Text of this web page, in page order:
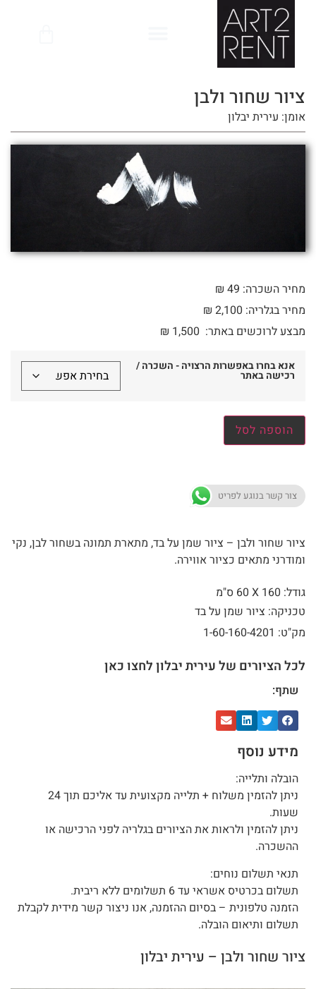
ציור שחור ולבן
אומן: עירית יבלון
מחיר השכרה: 49 ₪
מחיר בגלריה: 2,100 ₪
מבצע לרוכשים באתר:
₪ 1,500
אנא בחרו באפשרות הרצויה - השכרה /
רכישה באתר
הוספה לסל
צור קשר בנוגע לפריט
ציור שחור ולבן – ציור שמן על בד, מתארת תמונה בשחור לבן, נקי
ומודרני מתאים כציור אווירה.
גודל: 160 X
60 ס"מ
טכניקה: ציור שמן על בד
מק"ט: 1-60-160-4201
לכל הציורים של עירית יבלון לחצו כאן
שתף:
מידע נוסף
הובלה ותלייה:
ניתן להזמין משלוח + תלייה מקצועית עד אליכם תוך 24
שעות.
ניתן להזמין ולראות את הציורים בגלריה לפני הרכישה או
ההשכרה.
תנאי תשלום נוחים:
תשלום בכרטיס אשראי עד 6 תשלומים ללא ריבית.
הזמנה טלפונית – בסיום ההזמנה, אנו ניצור קשר מידית לקבלת
תשלום ותיאום הובלה.
ציור שחור ולבן – עירית יבלון